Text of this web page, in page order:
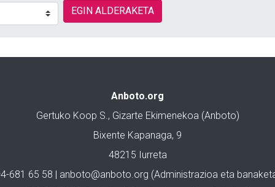
EGIN ALDERAKETA
Anboto.org
Gertuko Koop S., Gizarte Ekimenekoa (Anboto)
Bixente Kapanaga, 9
48215 Iurreta
681 65 58 | anboto@anboto.org (Administrazioa eta